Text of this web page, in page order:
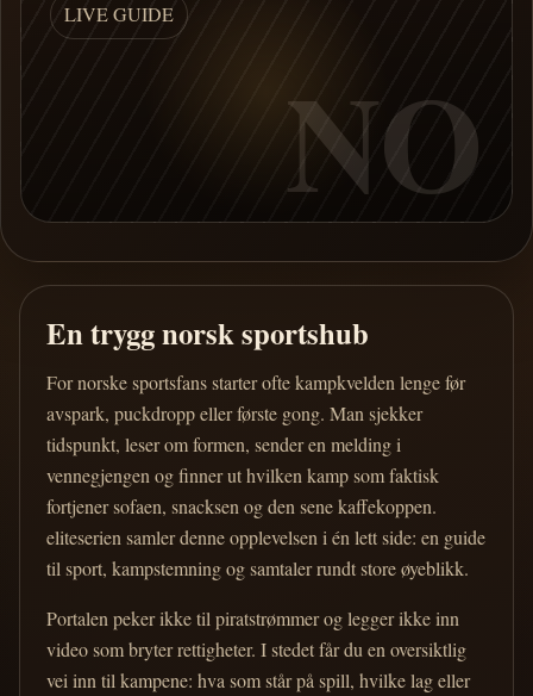
LIVE GUIDE
NO
En trygg norsk sportshub
For norske sportsfans starter ofte kampkvelden lenge før
avspark, puckdropp eller første gong. Man sjekker
tidspunkt, leser om formen, sender en melding i
vennegjengen og finner ut hvilken kamp som faktisk
fortjener sofaen, snacksen og den sene kaffekoppen.
eliteserien samler denne opplevelsen i én lett side: en guide
til sport, kampstemning og samtaler rundt store øyeblikk.
Portalen peker ikke til piratstrømmer og legger ikke inn
video som bryter rettigheter. I stedet får du en oversiktlig
vei inn til kampene: hva som står på spill, hvilke lag eller